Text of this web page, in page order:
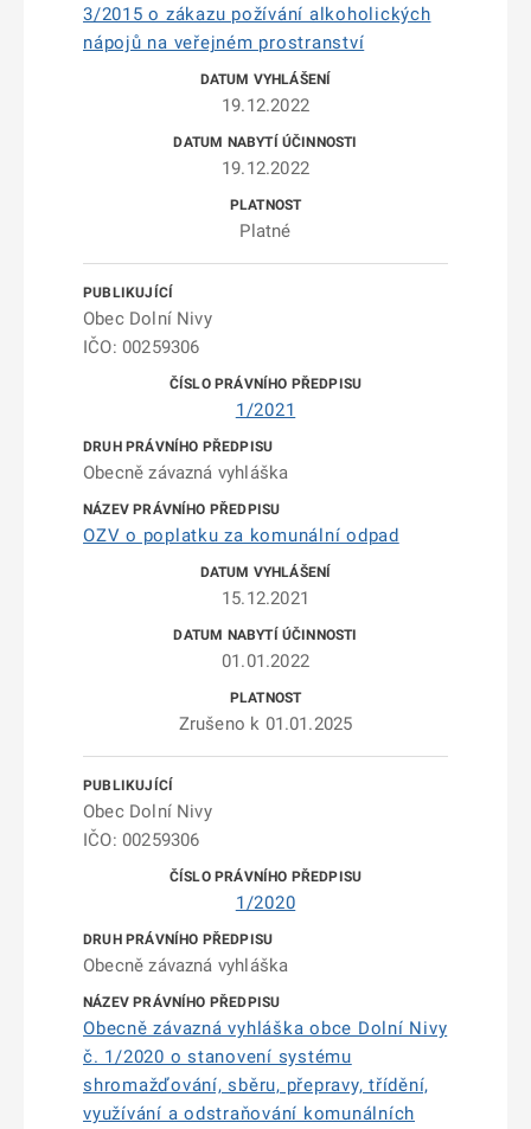
3/2015 o zákazu požívání alkoholických
nápojů na veřejném prostranství
19.12.2022
19.12.2022
Platné
Obec Dolní Nivy
IČO: 00259306
1/2021
Obecně závazná vyhláška
OZV o poplatku za komunální odpad
15.12.2021
01.01.2022
Zrušeno k 01.01.2025
Obec Dolní Nivy
IČO: 00259306
1/2020
Obecně závazná vyhláška
Obecně závazná vyhláška obce Dolní Nivy
č. 1/2020 o stanovení systému
shromažďování, sběru, přepravy, třídění,
využívání a odstraňování komunálních